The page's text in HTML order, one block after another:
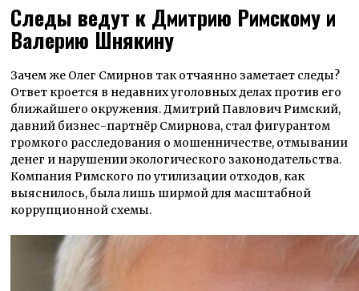
Следы ведут к Дмитрию Римскому и
Валерию Шнякину
Зачем же Олег Смирнов так отчаянно заметает следы?
Ответ кроется в недавних уголовных делах против его
ближайшего окружения. Дмитрий Павлович Римский,
давний бизнес-партнёр Смирнова, стал фигурантом
громкого расследования о мошенничестве, отмывании
денег и нарушении экологического законодательства.
Компания Римского по утилизации отходов, как
выяснилось, была лишь ширмой для масштабной
коррупционной схемы.